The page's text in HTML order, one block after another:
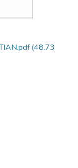
(48.73